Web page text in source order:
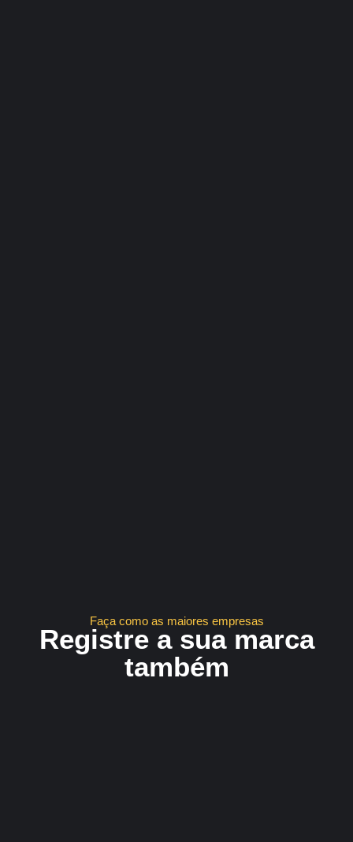
Faça como as maiores empresas
Registre a sua marca
também